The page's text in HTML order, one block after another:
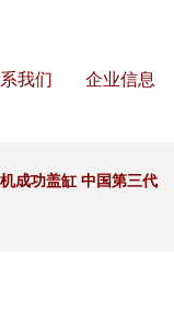
我们 企业信息
成功盖缸 中国第三代